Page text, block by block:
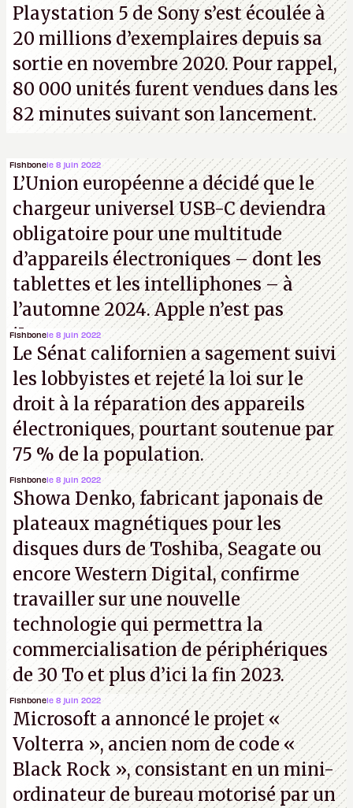
Playstation 5 de Sony s’est écoulée à
20 millions d’exemplaires depuis sa
sortie en novembre 2020. Pour rappel,
80 000 unités furent vendues dans les
82 minutes suivant son lancement.
Fishbonele 8 juin 2022
L’Union européenne a décidé que le
chargeur universel USB-C deviendra
obligatoire pour une multitude
d’appareils électroniques – dont les
tablettes et les intelliphones – à
l’automne 2024. Apple n’est pas
iJouasse.
Fishbonele 8 juin 2022
Le Sénat californien a sagement suivi
les lobbyistes et rejeté la loi sur le
droit à la réparation des appareils
électroniques, pourtant soutenue par
75 % de la population.
Fishbonele 8 juin 2022
Showa Denko, fabricant japonais de
plateaux magnétiques pour les
disques durs de Toshiba, Seagate ou
encore Western Digital, confirme
travailler sur une nouvelle
technologie qui permettra la
commercialisation de périphériques
de 30 To et plus d’ici la fin 2023.
Fishbonele 8 juin 2022
Microsoft a annoncé le projet «
Volterra », ancien nom de code «
Black Rock », consistant en un mini-
ordinateur de bureau motorisé par un